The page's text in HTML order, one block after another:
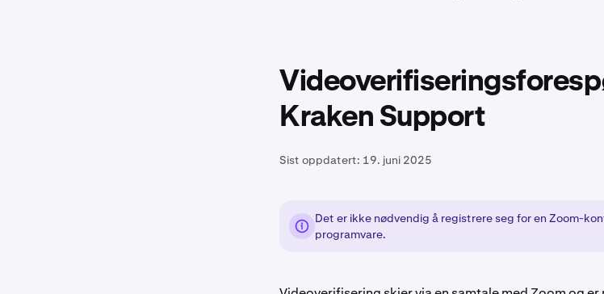
Kraken Support
Sist oppdatert: 19. juni 2025
Det er ikke nødvendig å registrere seg for en Zoom-
programvare.